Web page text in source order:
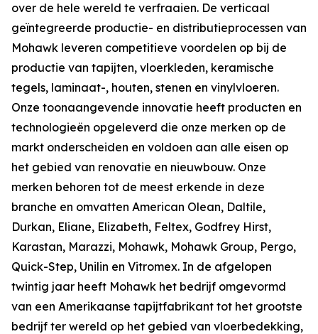
over de hele wereld te verfraaien. De verticaal
geïntegreerde productie- en distributieprocessen van
Mohawk leveren competitieve voordelen op bij de
productie van tapijten, vloerkleden, keramische
tegels, laminaat-, houten, stenen en vinylvloeren.
Onze toonaangevende innovatie heeft producten en
technologieën opgeleverd die onze merken op de
markt onderscheiden en voldoen aan alle eisen op
het gebied van renovatie en nieuwbouw. Onze
merken behoren tot de meest erkende in deze
branche en omvatten American Olean, Daltile,
Durkan, Eliane, Elizabeth, Feltex, Godfrey Hirst,
Karastan, Marazzi, Mohawk, Mohawk Group, Pergo,
Quick-Step, Unilin en Vitromex. In de afgelopen
twintig jaar heeft Mohawk het bedrijf omgevormd
van een Amerikaanse tapijtfabrikant tot het grootste
bedrijf ter wereld op het gebied van vloerbedekking,